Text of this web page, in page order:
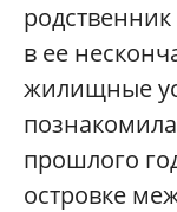
в ее
жилищные
прошлого
островке